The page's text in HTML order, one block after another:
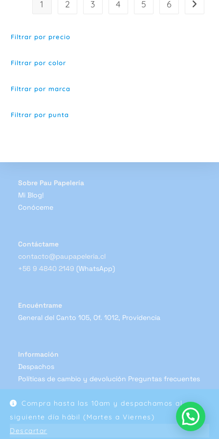
Compra hasta las 10am y despachamos al
siguiente día hábil (Martes a Viernes)
Descartar
opciones
1 2 3 4 5 6
Filtrar por precio
Filtrar por color
Filtrar por marca
Filtrar por punta
Sobre Pau Papelería
Mi Blog!
Conóceme
Contáctame
contacto@paupapeleria.cl
+56 9 4840 2149 (WhatsApp)
Encuéntrame
General del Canto 105, Of. 1012, Providencia
Información
Despachos
Políticas de cambio y devolución Preguntas frecuentes